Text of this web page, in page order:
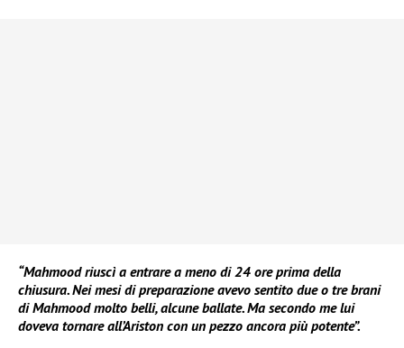
“Mahmood riuscì a entrare a meno di 24 ore prima della
chiusura. Nei mesi di preparazione avevo sentito due o tre brani
di Mahmood molto belli, alcune ballate. Ma secondo me lui
doveva tornare all’Ariston con un pezzo ancora più potente”.